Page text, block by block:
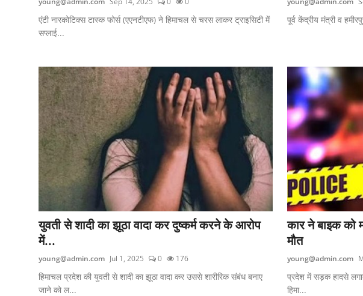
एंटी नारकोटिक्स टास्क फोर्स (एएनटीएफ) ने हिमाचल से चरस लाकर ट्राइसिटी में
सप्लाई...
पूर्व केंद्रीय मंत्री व
युवती से शादी का झूठा वादा कर दुष्कर्म करने के आरोप
में...
young@admin.com Jul 1, 2025 0 176
हिमाचल प्रदेश की युवती से शादी का झूठा वादा कर उससे शारीरिक संबंध बनाए
जाने को ल...
कार ने बाइक को
मौत
young@admin.com
प्रदेश में सड़क हादसे
हिमा...